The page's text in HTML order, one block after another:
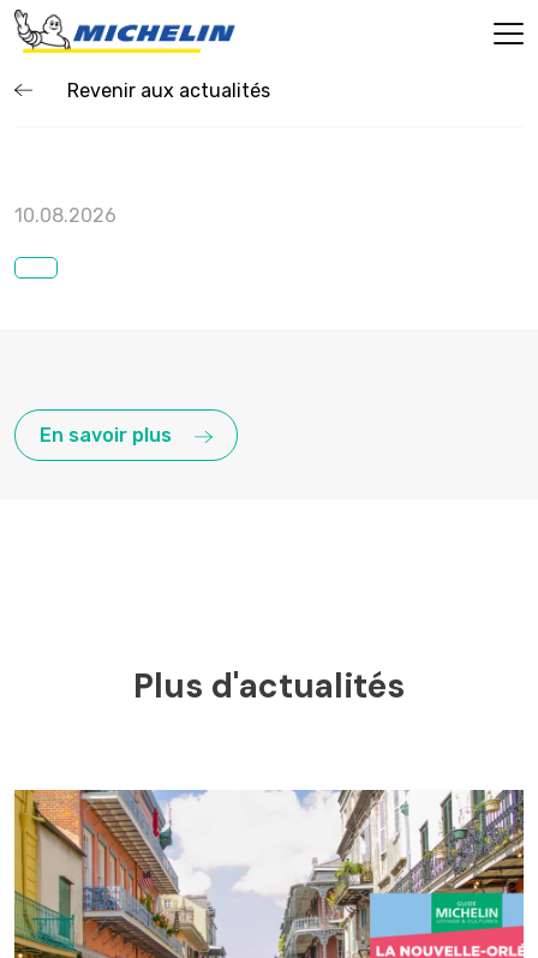
Revenir aux actualités
10.08.2026
En savoir plus
Plus d'actualités